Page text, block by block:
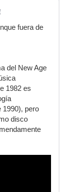
fuera de
del New Age
1982 es
1990), pero
disco